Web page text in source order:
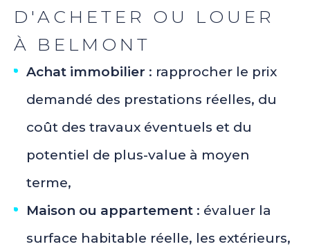
D'ACHETER OU LOUER
À BELMONT
Achat immobilier : rapprocher le prix
demandé des prestations réelles, du
coût des travaux éventuels et du
potentiel de plus-value à moyen
terme,
Maison ou appartement : évaluer la
surface habitable réelle, les extérieurs,